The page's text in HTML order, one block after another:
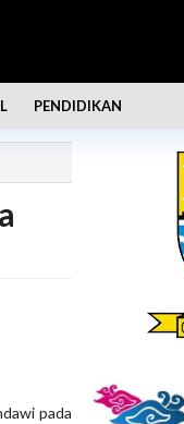
PENDIDIKAN
pada